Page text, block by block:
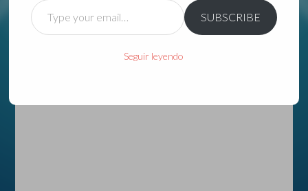
Type
your
SUBSCRIBE
Seguir leyendo